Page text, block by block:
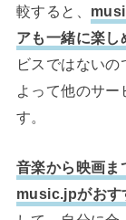
較すると、
アも一緒に楽し
ビスではない
よって他のサー
す。
音楽から映画ま
music.jpがおす